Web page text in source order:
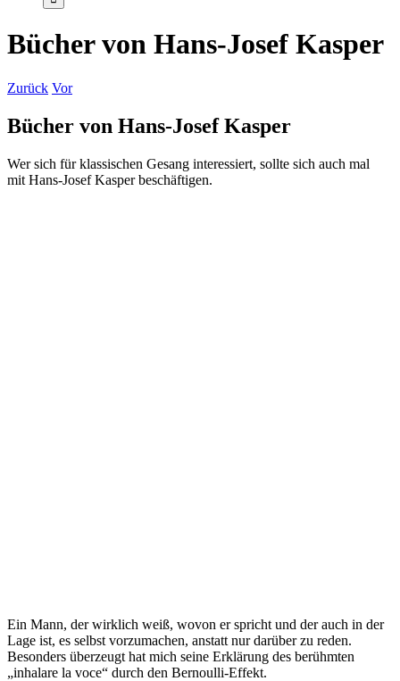
Bücher von Hans-Josef Kasper
Zurück Vor
Bücher von Hans-Josef Kasper
Wer sich für klassischen Gesang interessiert, sollte sich auch mal
mit Hans-Josef Kasper beschäftigen.
Ein Mann, der wirklich weiß, wovon er spricht und der auch in der
Lage ist, es selbst vorzumachen, anstatt nur darüber zu reden.
Besonders überzeugt hat mich seine Erklärung des berühmten
„inhalare la voce“ durch den Bernoulli-Effekt.